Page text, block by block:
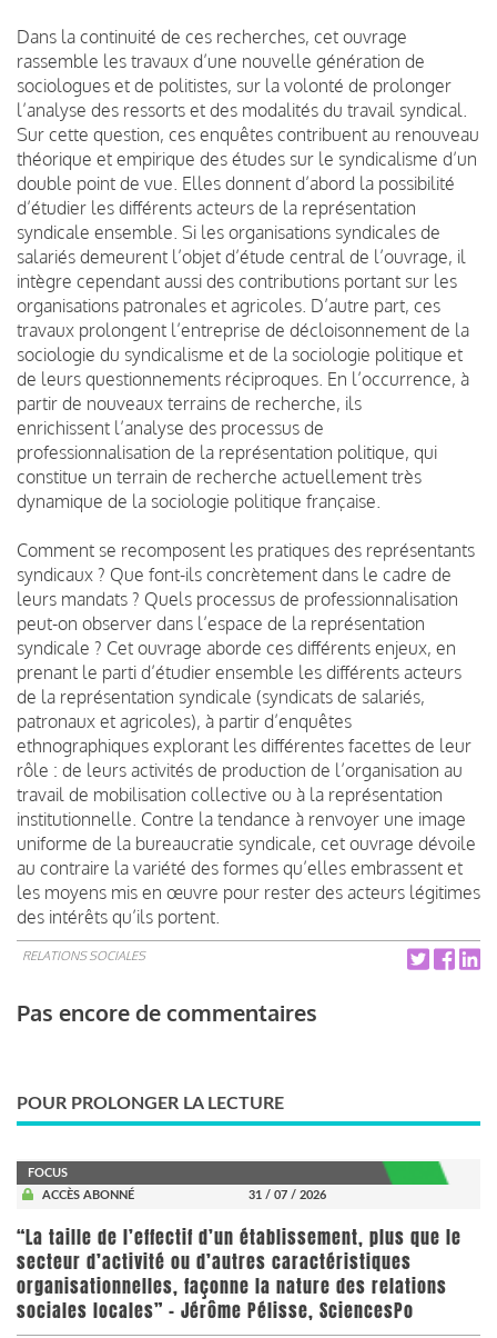
Dans la continuité de ces recherches, cet ouvrage
rassemble les travaux d’une nouvelle génération de
sociologues et de politistes, sur la volonté de prolonger
l’analyse des ressorts et des modalités du travail syndical
Sur cette question, ces enquêtes contribuent au renouveau
théorique et empirique des études sur le syndicalisme d’un
double point de vue. Elles donnent d’abord la possibilité
d’étudier les différents acteurs de la représentation
syndicale ensemble. Si les organisations syndicales de
salariés demeurent l’objet d’étude central de l’ouvrage, il
intègre cependant aussi des contributions portant sur les
organisations patronales et agricoles. D’autre part, ces
travaux prolongent l’entreprise de décloisonnement de la
sociologie du syndicalisme et de la sociologie politique et
de leurs questionnements réciproques. En l’occurrence, à
partir de nouveaux terrains de recherche, ils
enrichissent l’analyse des processus de
professionnalisation de la représentation politique, qui
constitue un terrain de recherche actuellement très
dynamique de la sociologie politique française.
Comment se recomposent les pratiques des représentants
syndicaux ? Que font-ils concrètement dans le cadre de
leurs mandats ? Quels processus de professionnalisation
peut-on observer dans l’espace de la représentation
syndicale ? Cet ouvrage aborde ces différents enjeux, en
prenant le parti d’étudier ensemble les différents acteurs
de la représentation syndicale (syndicats de salariés,
patronaux et agricoles), à partir d’enquêtes
ethnographiques explorant les différentes facettes de leur
rôle : de leurs activités de production de l’organisation au
travail de mobilisation collective ou à la représentation
institutionnelle. Contre la tendance à renvoyer une image
uniforme de la bureaucratie syndicale, cet ouvrage dévoile
au contraire la variété des formes qu’elles embrassent et
les moyens mis en œuvre pour rester des acteurs légitimes
des intérêts qu’ils portent.
RELATIONS SOCIALES
Pas encore de commentaires
POUR PROLONGER LA LECTURE
FOCUS
ACCÈS ABONNÉ
31 / 07 / 2026
“La taille de l’effectif d’un établissement, plus que le
secteur d’activité ou d’autres caractéristiques
organisationnelles, façonne la nature des relations
sociales locales” - Jérôme Pélisse, SciencesPo